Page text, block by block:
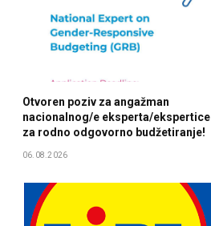
Otvoren poziv za angažman
nacionalnog/e eksperta/ekspertice
za rodno odgovorno budžetiranje!
06.08.2026